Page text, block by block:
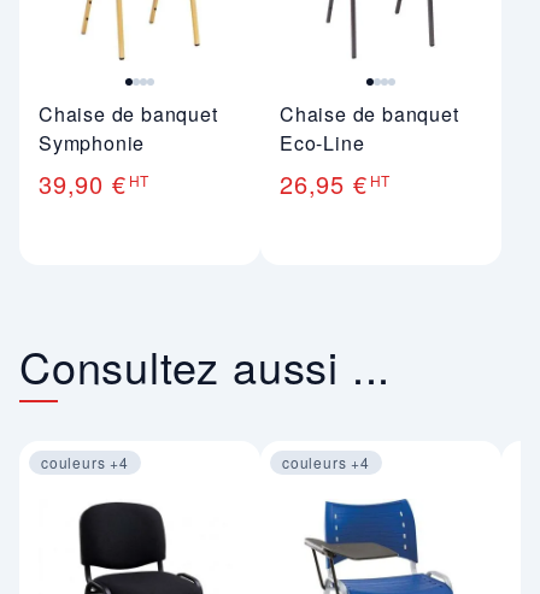
Chaise de banquet
Symphonie
39,90 € HT
Chaise de banquet
Eco-Line
26,95 € HT
Consultez aussi ...
couleurs +4
Image 1 sur 4
couleurs +4
Image 1 sur 4